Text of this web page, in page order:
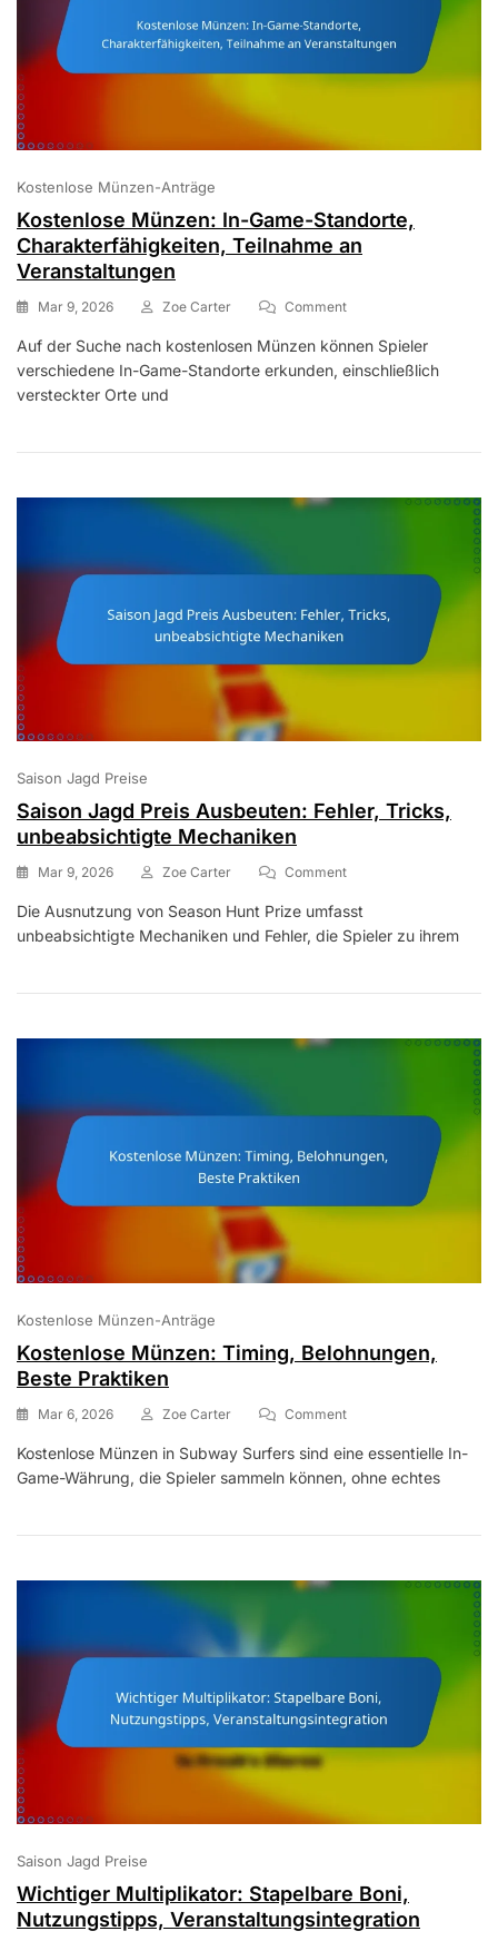
Kostenlose Münzen-Anträge
Kostenlose Münzen: In-Game-Standorte,
Charakterfähigkeiten, Teilnahme an
Veranstaltungen
Mar 9, 2026 Zoe Carter CommentOn
Münzen:
In-
Teilnahme
Veranstaltungen
Auf der Suche nach kostenlosen Münzen können Spieler
verschiedene In-Game-Standorte erkunden, einschließlich
versteckter Orte und
Saison Jagd Preise
Saison Jagd Preis Ausbeuten: Fehler, Tricks,
unbeabsichtigte Mechaniken
Mar 9, 2026 Zoe Carter CommentOn
Jagd
Preis
Tricks,
Mechaniken
Die Ausnutzung von Season Hunt Prize umfasst
unbeabsichtigte Mechaniken und Fehler, die Spieler zu ihrem
Kostenlose Münzen-Anträge
Kostenlose Münzen: Timing, Belohnungen,
Beste Praktiken
Mar 6, 2026 Zoe Carter CommentOn
Münzen:
Timing,
Praktiken
Kostenlose Münzen in Subway Surfers sind eine essentielle In-
Game-Währung, die Spieler sammeln können, ohne echtes
Saison Jagd Preise
Wichtiger Multiplikator: Stapelbare Boni,
Nutzungstipps, Veranstaltungsintegration